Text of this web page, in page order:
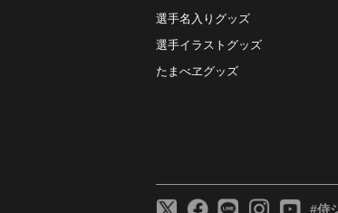
選手名入りグッズ
選手イラストグッズ
たまべヱグッズ
#侍